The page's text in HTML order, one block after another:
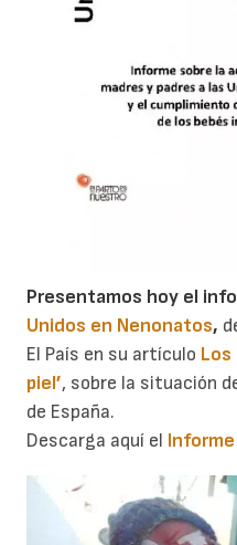
Presentamos hoy el
Unidos en Nenonatos,
El País en su artículo Los
piel’, sobre la situación
de España.
Descarga aquí el Informe